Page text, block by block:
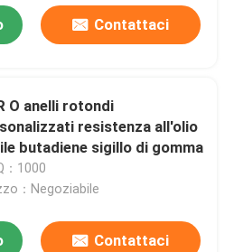
Contattaci
O anelli rotondi
resistenza all'olio
butadiene sigillo di gomma
：1000
：Negoziabile
Contattaci